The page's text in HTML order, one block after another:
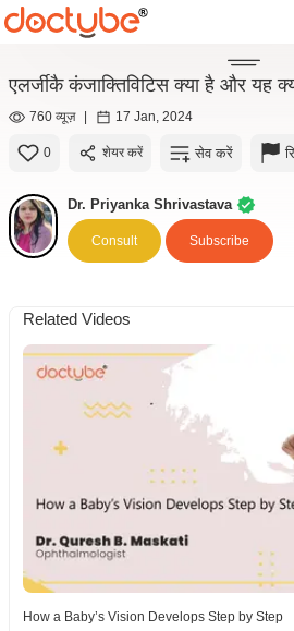
एलर्जीकै कंजाक्तिविटिस क्या है और यह
760 व्यूज़ | 17 Jan, 2024
0 शेयर करें सेव करें
Dr. Priyanka Shrivastava
Consult Subscribe
Related Videos
How a Baby’s Vision Develops Step by Step